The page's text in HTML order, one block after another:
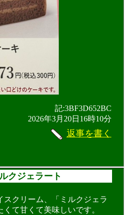
記:3BF3D652BC
2026年3月20日16時10分
返事を書く
クジェラート
スクリーム、「ミルクジェラ
て甘くて美味しいです。